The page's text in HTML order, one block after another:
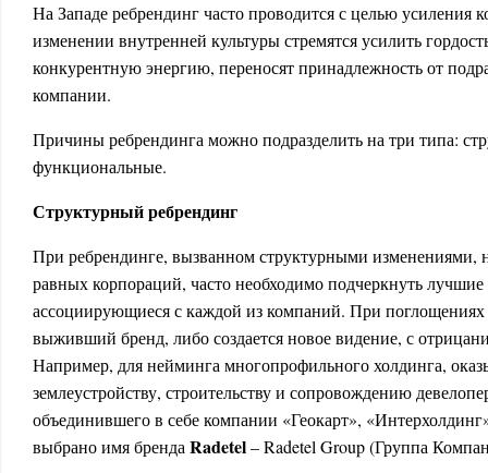
На Западе ребрендинг часто проводится с целью усиления
изменении внутренней культуры стремятся усилить
конкурентную энергию, переносят принадлежность от
компании.
Причины ребрендинга можно подразделить на три типа:
функциональные.
Структурный ребрендинг
При ребрендинге, вызванном структурными изменениями,
равных корпораций, часто необходимо подчеркнуть
ассоциирующиеся с каждой из компаний. При
выживший бренд, либо создается новое видение, с
Например, для нейминга многопрофильного холдинга,
землеустройству, строительству и сопровождению
объединившего в себе компании «Геокарт»,
выбрано имя бренда Radetel– Radetel Group (Группа